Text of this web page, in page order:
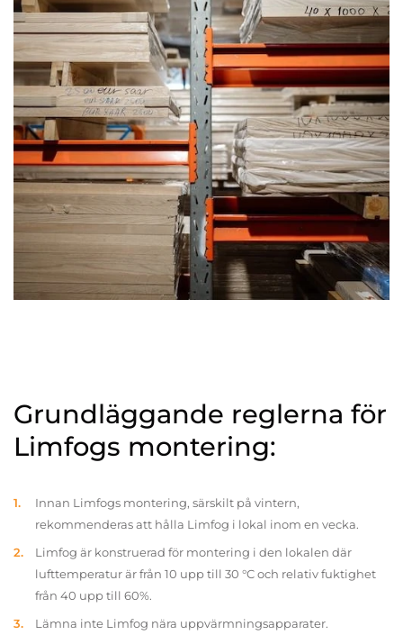
Grundläggande reglerna för
Limfogs montering:
Innan Limfogs montering, särskilt på vintern,
rekommenderas att hålla Limfog i lokal inom en vecka.
Limfog är konstruerad för montering i den lokalen där
lufttemperatur är från 10 upp till 30 °C och relativ fuktighet
från 40 upp till 60%.
Lämna inte Limfog nära uppvärmningsapparater.